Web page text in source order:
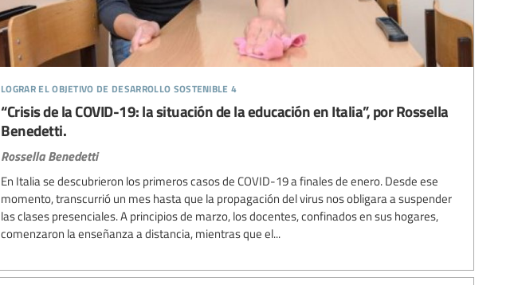
lograr el objetivo de desarrollo sostenible 4
“Crisis de la COVID-19: la situación de la educación en Italia”, por Rossella
Benedetti.
Rossella Benedetti
En Italia se descubrieron los primeros casos de COVID-19 a finales de enero. Desde ese
momento, transcurrió un mes hasta que la propagación del virus nos obligara a suspender
las clases presenciales. A principios de marzo, los docentes, confinados en sus hogares,
comenzaron la enseñanza a distancia, mientras que el...